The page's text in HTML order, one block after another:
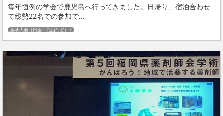
毎年恒例の学会で鹿児島へ行ってきました。日帰り、宿泊合わせ
て総勢22名での参加で...
薬学大会（日薬・九山など）